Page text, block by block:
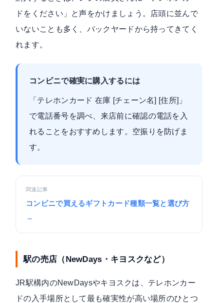
ドをください」と声をかけましょう。店頭に並んで
いないことも多く、バックヤードから持ってきてく
れます。
コンビニで確実に購入するには
「テレホンカード 在庫 [チェーン名] [住所]」
で電話番号を調べ、来店前に確認の電話を入
れることをおすすめします。空振りを防げま
す。
関連記事
コンビニで買えるギフトカード種類一覧と選び方
→
駅の売店（NewDays・キヨスクなど）
JR駅構内のNewDaysやキヨスクは、テレホンカー
ドの入手場所として最も確実性が高い場所のひとつ